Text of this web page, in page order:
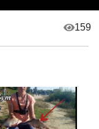
159